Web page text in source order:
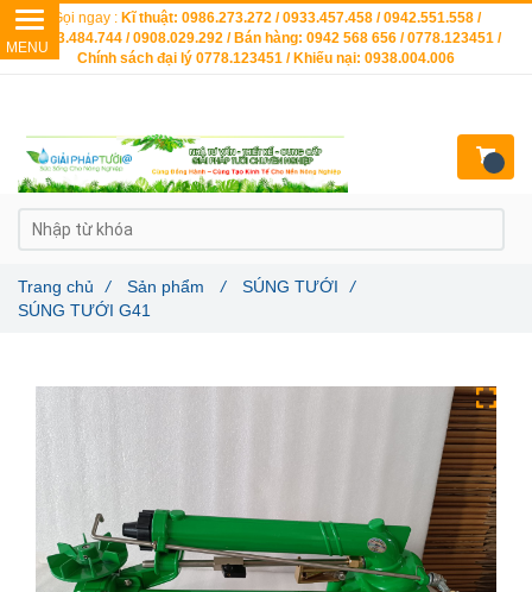
Trang chủ / Sản phẩm / SÚNG TƯỚI
/
SÚNG TƯỚI G41
Gọi ngay : Kĩ thuật: 0986.273.272 / 0933.457.458 / 0942.551.558 /
0903.484.744 / 0908.029.292 / Bán hàng: 0942 568 656 / 0778.123451 /
Chính sách đại lý 0778.123451 / Khiếu nại: 0938.004.006